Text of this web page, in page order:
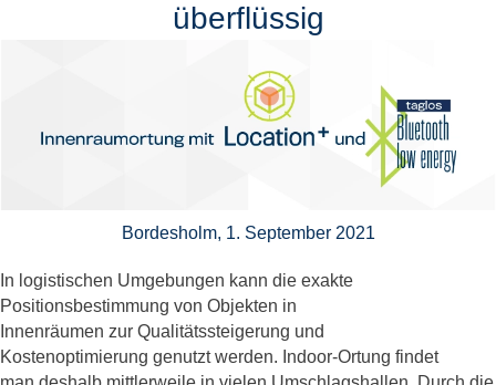
überflüssig
Bordesholm, 1. September 2021
In logistischen Umgebungen kann die exakte
Positionsbestimmung von Objekten in
Innenräumen zur Qualitätssteigerung und
Kostenoptimierung genutzt werden. Indoor-Ortung findet